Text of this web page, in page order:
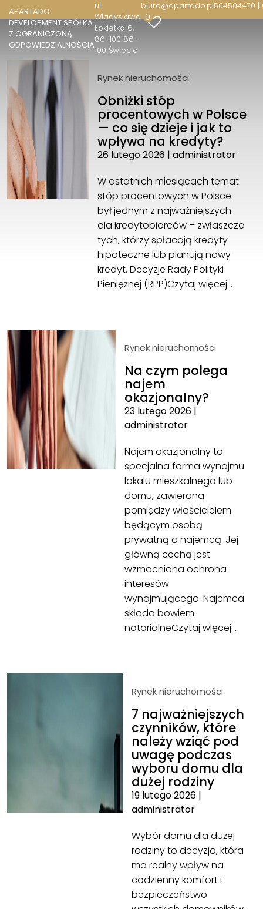
APARTADO
DEVELOPMENT SPÓŁKA
Z OGRANICZONĄ
ODPOWIEDZIALNOŚCIĄ
ul.
Władysława
Łokietka 6
86-100 86-
100 Świecie
biuro@apartado.pl504504470
0
APARTADO DEVELOPMENT SPÓŁKA Z
OGRANICZONĄ ODPOWIEDZIALNOŚCIĄ
ul. Władysława Łokietka 6
86-100 86-100 Świecie
504504470 | 690599492
biuro@apartado.pl
Rynek nieruchomości
Obniżki stóp
procentowych w Polsce
— co się dzieje i jak to
wpływa na kredyty?
26 lutego 2026 |administrator
W ostatnich miesiącach temat
stóp procentowych w Polsce
był jednym z najważniejszych
dla kredytobiorców – zwłaszcza
tych, którzy spłacają kredyty
hipoteczne lub planują nowy
kredyt. Decyzje Rady Polityki
Pieniężnej (RPP)Czytaj więcej…
Rynek nieruchomości
Na czym polega
najem
okazjonalny?
23 lutego 2026 |
administrator
Najem okazjonalny to
specjalna forma wynajmu
lokalu mieszkalnego lub
domu, zawierana
pomiędzy właścicielem
będącym osobą
prywatną a najemcą. Jej
główną cechą jest
wzmocniona ochrona
interesów
wynajmującego. Najemca
składa bowiem
notarialneCzytaj więcej…
Rynek nieruchomości
7 najważniejszych
czynników, które
należy wziąć pod
uwagę podczas
wyboru domu dla
dużej rodziny
19 lutego 2026 |
administrator
Wybór domu dla dużej
rodziny to decyzja, która
ma realny wpływ na
codzienny komfort i
bezpieczeństwo